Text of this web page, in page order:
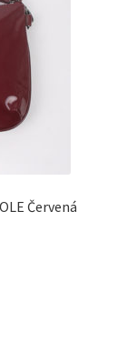
Červená